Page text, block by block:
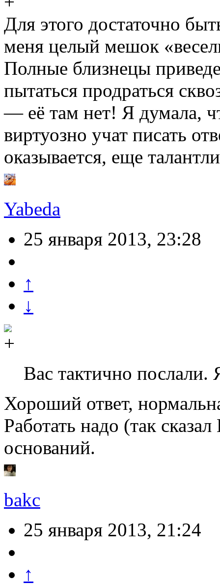
Для этого достаточно
меня целый мешок
Полные близнецы
пытаться продраться
— её там нет! Я думала,
виртуозно учат писать
оказывается, еще
Yabeda
25 января 2013, 23:28
↑
↓
Вас тактично послали.
Хороший ответ,
Работать надо (так
оснований.
bakc
25 января 2013, 21:24
↑